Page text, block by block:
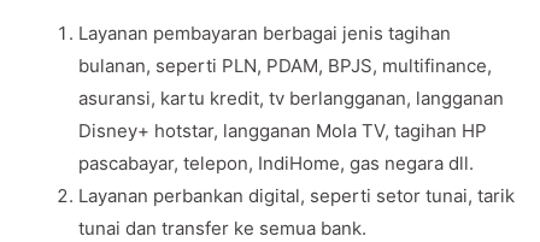
Layanan pembayaran berbagai jenis tagihan
bulanan, seperti PLN, PDAM, BPJS, multifinance,
asuransi, kartu kredit, tv berlangganan, langganan
Disney+ hotstar, langganan Mola TV, tagihan HP
pascabayar, telepon, IndiHome, gas negara dll.
Layanan perbankan digital, seperti setor tunai, tarik
tunai dan transfer ke semua bank.